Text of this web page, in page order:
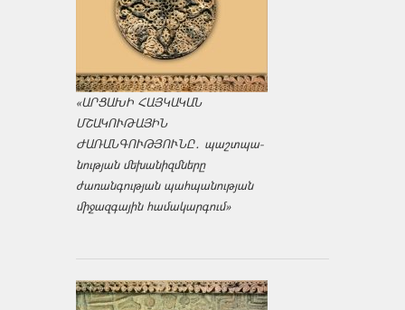
«ԱՐՑԱԽԻ ՀԱՅԿԱԿԱՆ
ՄՇԱԿՈՒԹԱՅԻՆ
ԺԱՌԱՆԳՈՒԹՅՈՒՆԸ․ պաշտպա­
նության մեխանիզմները
ժառանգության պահպանության
միջազ­գային համակարգում»